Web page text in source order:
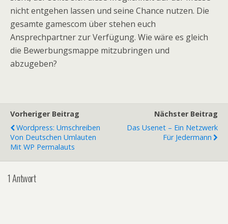
nicht entgehen lassen und seine Chance nutzen. Die
gesamte gamescom über stehen euch
Ansprechpartner zur Verfügung. Wie wäre es gleich
die Bewerbungsmappe mitzubringen und
abzugeben?
Vorheriger Beitrag
Wordpress: Umschreiben
Von Deutschen Umlauten
Mit WP Permalauts
Nächster Beitrag
Das Usenet – Ein Netzwerk
Für Jedermann
1 Antwort